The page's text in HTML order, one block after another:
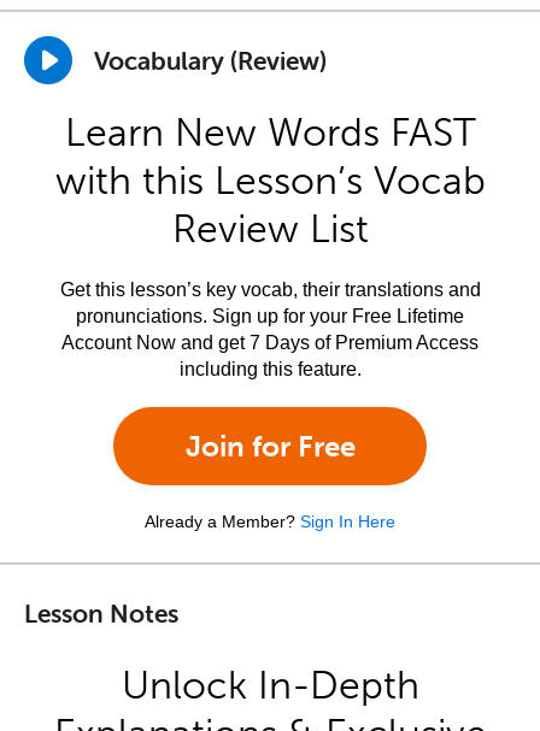
Vocabulary (Review)
Learn New Words FAST
with this Lesson’s Vocab
Review List
Get this lesson’s key vocab, their translations and
pronunciations. Sign up for your Free Lifetime
Account Now and get 7 Days of Premium Access
including this feature.
Join for Free
Already a Member? Sign In Here
Lesson Notes
Unlock In-Depth